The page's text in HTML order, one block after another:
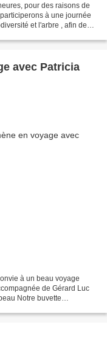
pour des raisons de
à une journée
et l'arbre , afin de
avec Patricia
à un beau voyage
de Gérard Luc
Notre buvette